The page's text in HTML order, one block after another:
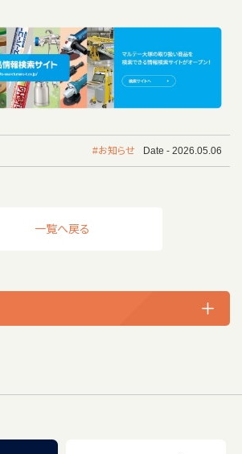
Date - 2026.05.06
#お知らせ
一覧へ戻る